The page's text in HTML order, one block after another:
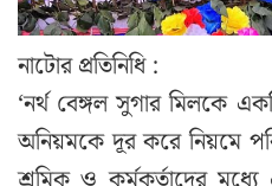
নাটোর প্রতিনিধি :
‘নর্থ বেঙ্গল সুগার মিলকে
অনিয়মকে দূর করে নিয়মে